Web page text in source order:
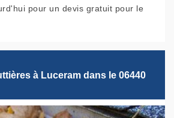
pour un devis gratuit pour le
à Luceram dans le 06440